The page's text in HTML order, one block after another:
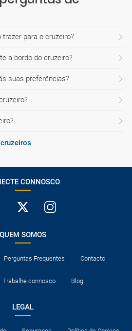
para o cruzeiro?
a bordo do cruzeiro?
suas preferências?
CONNOSCO
QUEM SOMOS
Perguntas Frequentes Contacto
Trabalhe connosco Blog
LEGAL